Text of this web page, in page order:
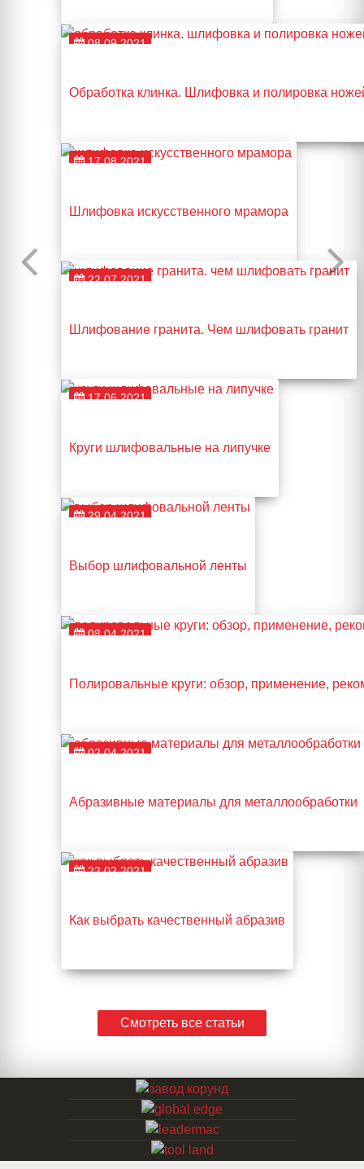
08.09.2021
Обработка клинка. Шлифовка и полировка
17.08.2021
Шлифовка искусственного мрамора
22.07.2021
Шлифование гранита. Чем шлифовать гранит
17.06.2021
Круги шлифовальные на липучке
29.04.2021
Выбор шлифовальной ленты
08.04.2021
Полировальные круги: обзор, применение,
02.04.2021
Абразивные материалы для металлообработки
22.02.2021
Как выбрать качественный абразив
Смотреть все статьи